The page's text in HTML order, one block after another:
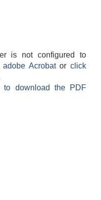
is not configured to
adobe Acrobatorclick
to download the PDF